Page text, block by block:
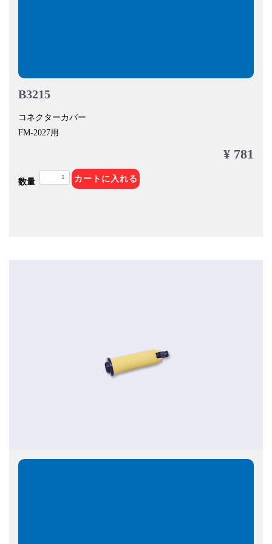
B3215
コネクターカバー
FM-2027用
¥ 781
数量 カートに入れる